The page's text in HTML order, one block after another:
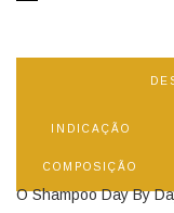
INDICAÇÃO
COMPOSIÇÃO
O Shampoo Day By